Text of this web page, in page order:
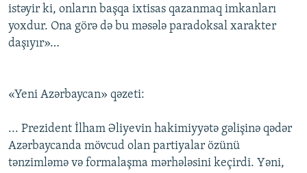
istəyir ki, onların başqa ixtisas qazanmaq imkanları
yoxdur. Ona görə də bu məsələ paradoksal xarakter
daşıyır»…
«Yeni Azərbaycan» qəzeti:
... Prezident İlham Əliyevin hakimiyyətə gəlişinə qədər
Azərbaycanda mövcud olan partiyalar özünü
tənzimləmə və formalaşma mərhələsini keçirdi. Yəni,